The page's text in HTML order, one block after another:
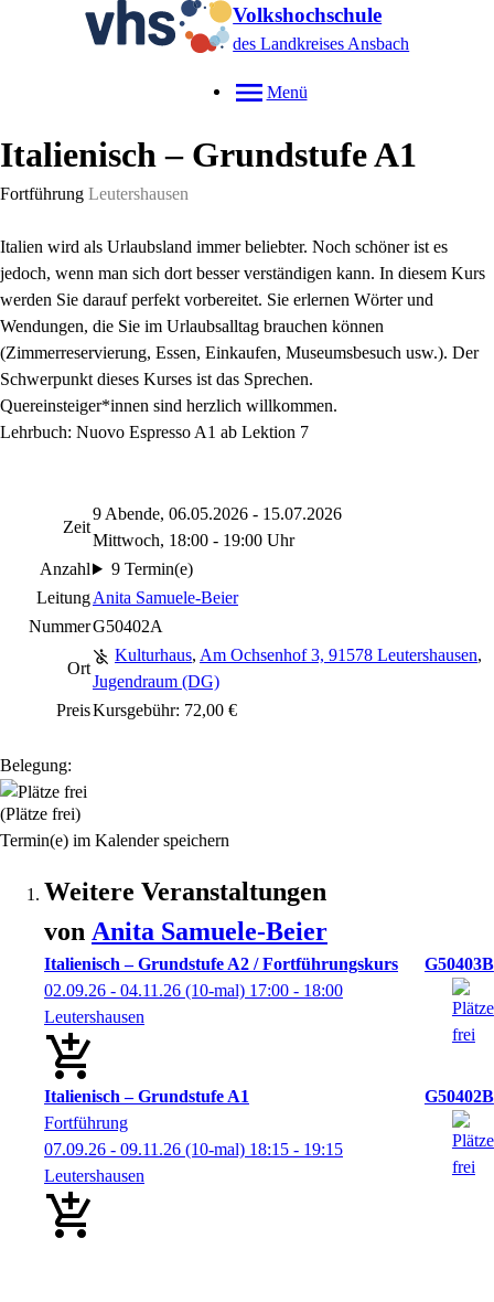
Volkshochschule
des Landkreises Ansbach
Menü
Italienisch – Grundstufe A1
Fortführung Leutershausen
Italien wird als Urlaubsland immer beliebter. Noch schöner ist es
jedoch, wenn man sich dort besser verständigen kann. In diesem Kurs
werden Sie darauf perfekt vorbereitet. Sie erlernen Wörter und
Wendungen, die Sie im Urlaubsalltag brauchen können
(Zimmerreservierung, Essen, Einkaufen, Museumsbesuch usw.). Der
Schwerpunkt dieses Kurses ist das Sprechen.
Quereinsteiger*innen sind herzlich willkommen.
Lehrbuch: Nuovo Espresso A1 ab Lektion 7
Zeit
9 Abende, 06.05.2026 - 15.07.2026
Mittwoch, 18:00 - 19:00 Uhr
Anzahl
9 Termin(e)
LeitungAnita Samuele-Beier
NummerG50402A
Ort
Kulturhaus, Am Ochsenhof 3, 91578 Leutershausen,
Jugendraum (DG)
PreisKursgebühr: 72,00 €
Belegung:
(Plätze frei)
Termin(e) im Kalender speichern
Weitere Veranstaltungen
von Anita Samuele-Beier
Italienisch – Grundstufe A2 / Fortführungskurs
G50403B
02.09.26 - 04.11.26 (10-mal) 17:00 - 18:00
Leutershausen
Italienisch – Grundstufe A1
G50402B
Fortführung
07.09.26 - 09.11.26 (10-mal) 18:15 - 19:15
Leutershausen